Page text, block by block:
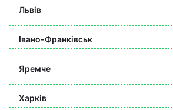
Львів
Івано-Франківськ
Яремче
Харків